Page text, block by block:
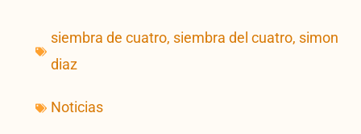
siembra de cuatro, siembra del cuatro, simon
diaz
Noticias